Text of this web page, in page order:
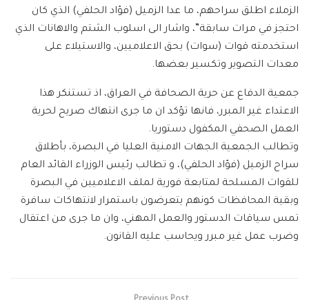
الزملاء اطلق سراحهم، ما عدا الزميل (فؤاد الحلفي) الذي كان
احتجز في مرات سابقة”، واشار الى اسلوب الشتم والاهانات الذي
استخدمته قوات (سوات) بحق الاعلاميين، والاستيلاء على
معدات التصوير وتكسير بعضها.
جمعية الدفاع عن حرية الصحافة في العراق، اذ تستنكر هذا
الاعتداء غير المبرر، فانها تؤكد ان ما جرى انتهاك صريح لحرية
العمل الصحفي المكفول دستوريا.
وتطالب الجمعية الجهات الامنية العليا في البصرة، بأطلاق
سراح الزميل (فؤاد الحلفي)، و تطالب رئيس الوزراء القائد العام
للقوات المسلحة لمتابعة فورية لملف الاعلاميين في البصرة
وبقية المحافظات كونهم يتعرضون باستمرار لانتهاكات سافرة
تمس سياقات الدستور والعمل المهني، وان ما جرى من اعتقال
وضرب عمل غير مبرر ويحاسب عليه القانون.